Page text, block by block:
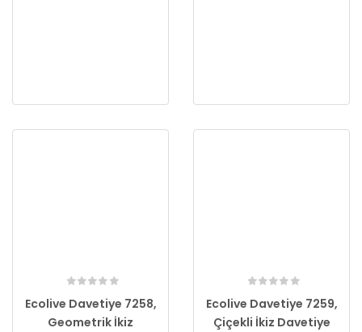
Ecolive Davetiye 7258,
Geometrik İkiz
Ecolive Davetiye 7259,
Çiçekli İkiz Davetiye